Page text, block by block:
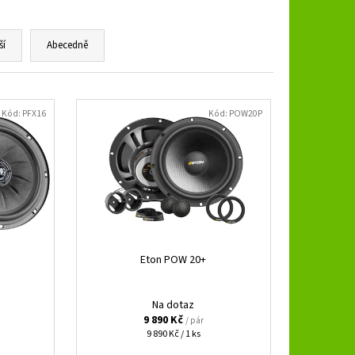
Abecedně
Kód: PFX16
Eton POW 20+
Na dotaz
9 890 Kč/ pár
Měrná
9 890 Kč / 1 ks
Kód: POW20P